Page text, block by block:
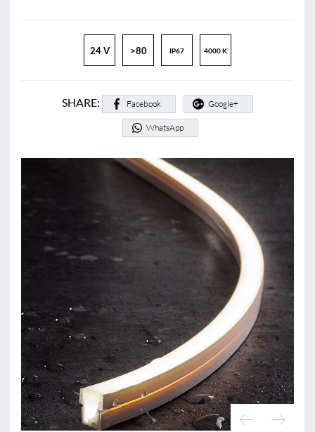
24 V >80 IP67 4000 K
SHARE: Facebook Google+
WhatsApp